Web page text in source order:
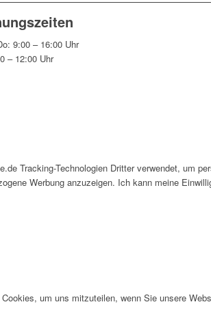
9:00 – 16:00 Uhr
– 12:00 Uhr
Tracking-Technologien Dritter verwendet, um
Werbung anzuzeigen. Ich kann meine
um uns mitzuteilen, wenn Sie unsere